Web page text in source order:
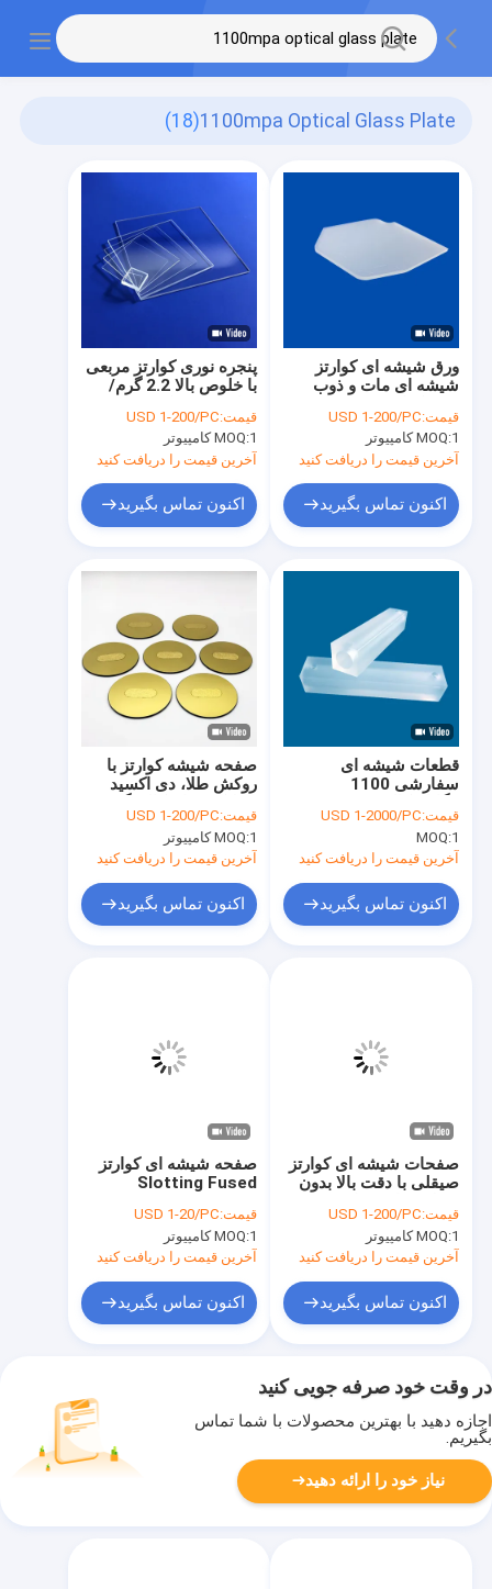
1100mpa Optical Glass Plate
(18)
پنجره نوری کوارتز مربعی
با خلوص بالا 2.2 گرم/
نوری
قیمت:USD 1-200/PC
MOQ:1 کامپیوتر
آخرین قیمت را دریافت کنید
اکنون تماس بگیرید
ورق شیشه ای کوارتز
شیشه ای مات و ذوب
قیمت:USD 1-200/PC
MOQ:1 کامپیوتر
آخرین قیمت را دریافت کنید
اکنون تماس بگیرید
صفحه شیشه کوارتز با
روکش طلا، دی اکسید
مربع، پنجره شیشه کوارتز
قیمت:USD 1-200/PC
MOQ:1 کامپیوتر
آخرین قیمت را دریافت کنید
اکنون تماس بگیرید
قطعات شیشه ای
سفارشی 1100
کننده شیشه کوارتز برای
آزمایش آب بندی خلاء
قیمت:USD 1-2000/PC
MOQ:1
آخرین قیمت را دریافت کنید
اکنون تماس بگیرید
صفحه شیشه ای کوارتز
Slotting Fused
Silica Plate
قیمت:USD 1-20/PC
MOQ:1 کامپیوتر
آخرین قیمت را دریافت کنید
اکنون تماس بگیرید
صفحات شیشه ای کوارتز
صیقلی با دقت بالا بدون
قیمت:USD 1-200/PC
MOQ:1 کامپیوتر
آخرین قیمت را دریافت کنید
اکنون تماس بگیرید
در وقت خود صرفه جویی کنید
اجازه دهید با بهترین محصولات با شما تماس
بگیریم.
نیاز خود را ارائه دهید